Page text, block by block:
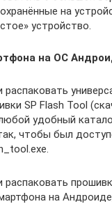
на
устройство.
на ОС
распаковать
SP Flash Tool
удобный
чтобы был
распаковать
на